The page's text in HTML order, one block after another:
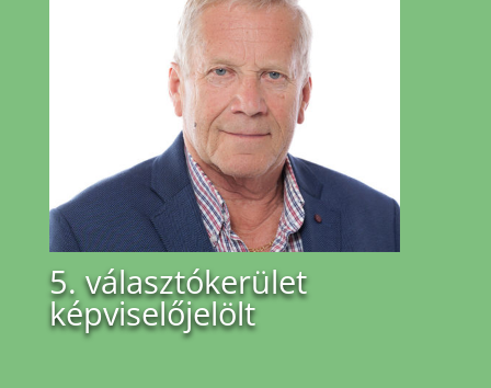
5. választókerület
képviselőjelölt